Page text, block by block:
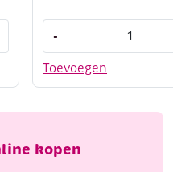
Toevoegen
-
3
meter,
pink
kopen